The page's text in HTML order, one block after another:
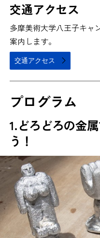
交通アクセス
多摩美術大学八王子キャ
案内します。
交通アクセス
プログラム
1.どろどろの金
う！